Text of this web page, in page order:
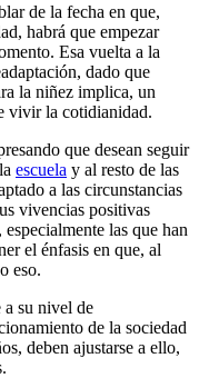
de la fecha en que,
habrá que empezar
Esa vuelta a la
dado que
la niñez implica, un
vivir la cotidianidad.
que desean seguir
escuela y al resto de las
a las circunstancias
vivencias positivas
las que han
el énfasis en que, al
eso.
a su nivel de
de la sociedad
deben ajustarse a ello,